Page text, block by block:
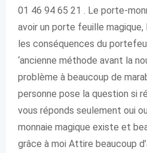
01 46 94 65 21 . Le porte-
avoir un porte feuille
les conséquences du
‘ancienne méthode avant la
problème à beaucoup de
personne pose la question si
vous réponds seulement oui
monnaie magique existe et
grâce à moi Attire beaucoup